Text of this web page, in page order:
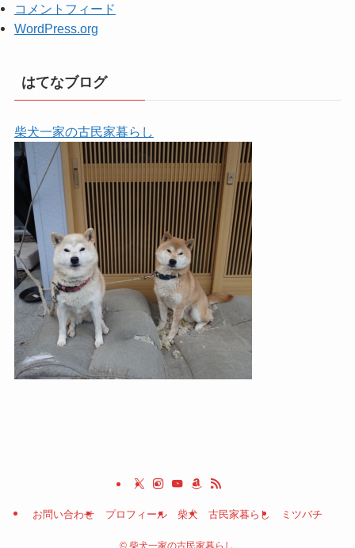
コメントフィード
WordPress.org
はてなブログ
柴犬一家の古民家暮らし
お問い合わせ プロフィール 柴犬 古民家暮らし ミツバチ
©柴犬一家の古民家暮らし.